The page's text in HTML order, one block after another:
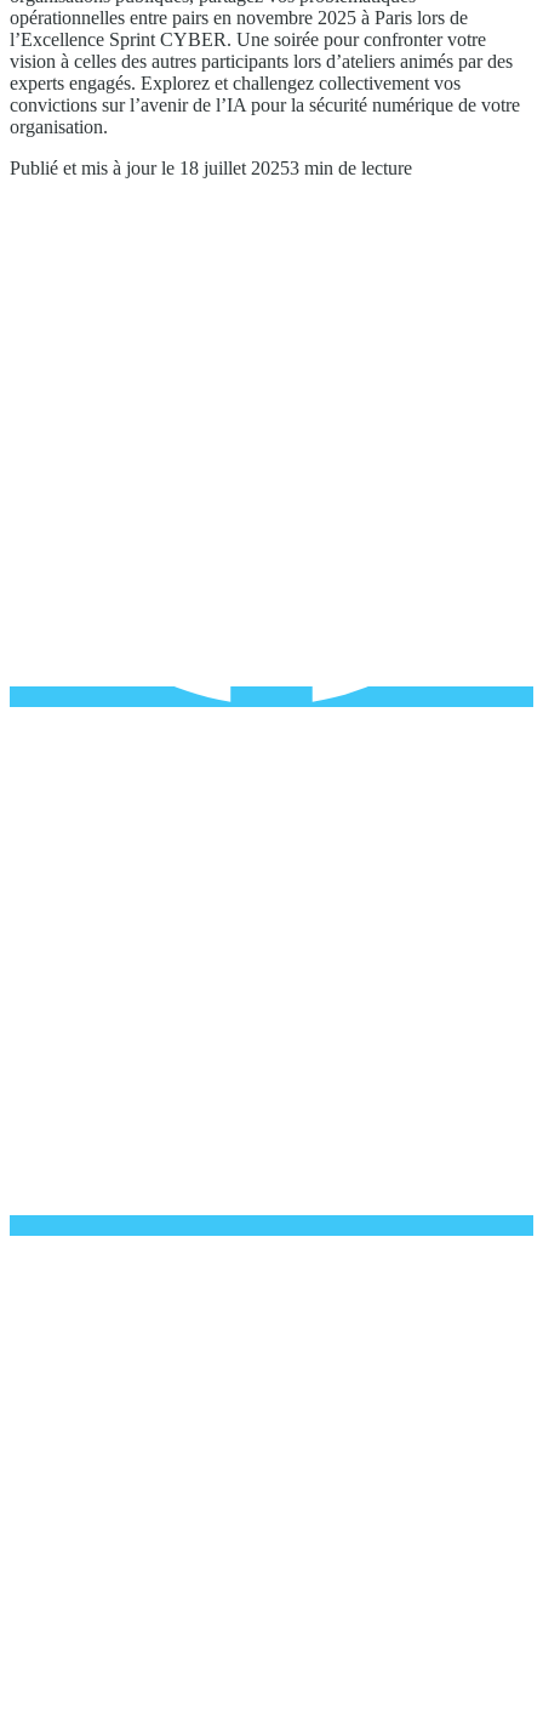
opérationnelles entre pairs en novembre 2025 à Paris lors de
l’Excellence Sprint CYBER. Une soirée pour confronter votre
vision à celles des autres participants lors d’ateliers animés par des
experts engagés. Explorez et challengez collectivement vos
convictions sur l’avenir de l’IA pour la sécurité numérique de votre
organisation.
Publié et mis à jour le 18 juillet 20253 min de lecture